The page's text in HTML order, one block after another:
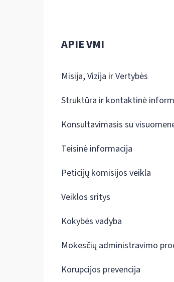
APIE VMI
Misija, Vizija ir Vertybės
Struktūra ir kontaktinė
Konsultavimasis su
Teisinė informacija
Peticijų komisijos veikla
Veiklos sritys
Kokybės vadyba
Mokesčių administravimo
Korupcijos prevencija